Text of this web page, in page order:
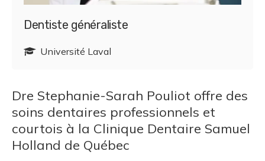
Dentiste généraliste
Université Laval
Dre Stephanie-Sarah Pouliot offre des
soins dentaires professionnels et
courtois à la Clinique Dentaire Samuel
Holland de Québec